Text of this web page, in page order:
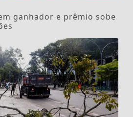
ganhador e prêmio sobe